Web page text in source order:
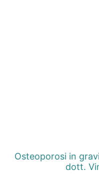
Osteoporosi in
dott.